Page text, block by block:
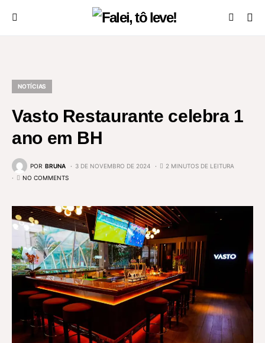
NOTÍCIAS
Vasto Restaurante celebra 1
ano em BH
POR BRUNA 3 DE NOVEMBRO DE 2024
2 MINUTOS DE LEITURA
NO COMMENTS